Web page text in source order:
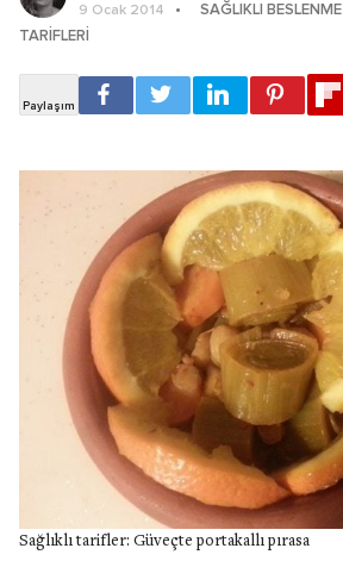
9 Ocak 2014 SAĞLIKLI BESLENME
TARIFLERI
Sağlıklı tarifler: Güveçte portakallı pırasa